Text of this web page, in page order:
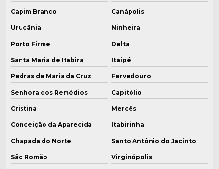
Capim Branco Canápolis
Urucânia Ninheira
Porto Firme Delta
Santa Maria de Itabira Itaipé
Pedras de Maria da Cruz Fervedouro
Senhora dos Remédios Capitólio
Cristina Mercês
Conceição da Aparecida Itabirinha
Chapada do Norte Santo Antônio do Jacinto
São Romão Virginópolis